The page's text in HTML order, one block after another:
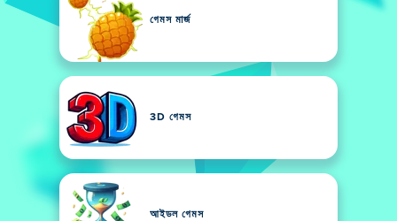
গেমস মার্জ
3D গেমস
আইডল গেমস